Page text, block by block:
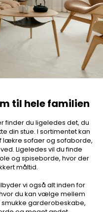
til hele familien
finder du ligeledes det, du
din stue. I sortimentet kan
lækre sofaer og sofaborde,
Ligeledes vil du finde
og spiseborde, hvor der
måltid.
vi også alt inden for
du kan vælge mellem
garderobeskabe,